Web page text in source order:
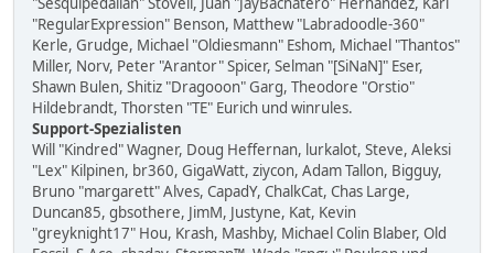
"RegularExpression" Benson, Matthew "Labradoodle-360"
Kerle, Grudge, Michael "Oldiesmann" Eshom, Michael "Thantos"
Miller, Norv, Peter "Arantor" Spicer, Selman "[SiNaN]" Eser,
Shawn Bulen, Shitiz "Dragooon" Garg, Theodore "Orstio"
Hildebrandt, Thorsten "TE" Eurich und winrules.
Support-Spezialisten
Will "Kindred" Wagner, Doug Heffernan, lurkalot, Steve, Aleksi
"Lex" Kilpinen, br360, GigaWatt, ziycon, Adam Tallon, Bigguy,
Bruno "margarett" Alves, CapadY, ChalkCat, Chas Large,
Duncan85, gbsothere, JimM, Justyne, Kat, Kevin
"greyknight17" Hou, Krash, Mashby, Michael Colin Blaber, Old